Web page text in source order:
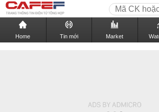
Home Tin mới Market